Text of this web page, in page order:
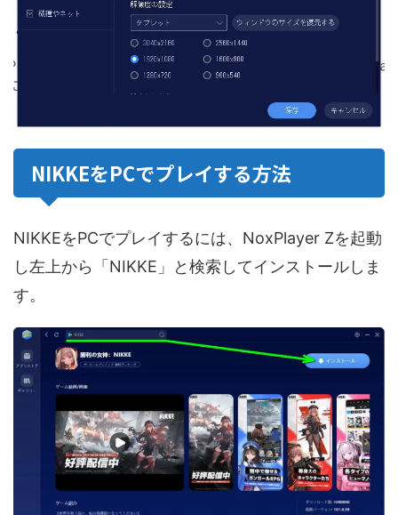
NIKKEをPCでプレイする方法
NIKKEをPCでプレイするには、NoxPlayer Zを起動
し左上から「NIKKE」と検索してインストールしま
す。